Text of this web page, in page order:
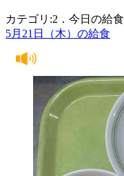
カテゴリ:2．今日の給食
5月21日（木）の給食